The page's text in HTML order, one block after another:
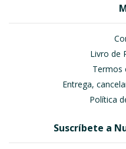
Livro de
Termos
Entrega,
Política
Suscríbete a